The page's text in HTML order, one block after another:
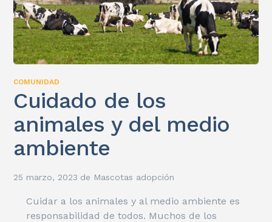
COMUNIDAD
Cuidado de los
animales y del medio
ambiente
25 marzo, 2023 de Mascotas adopción
Cuidar a los animales y al medio ambiente es
responsabilidad de todos. Muchos de los